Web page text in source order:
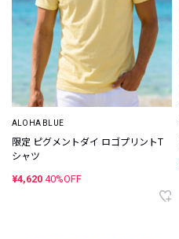
ALOHA BLUE
限定 ピグメントダイ ロゴプリントT
シャツ
¥4,620 40%OFF